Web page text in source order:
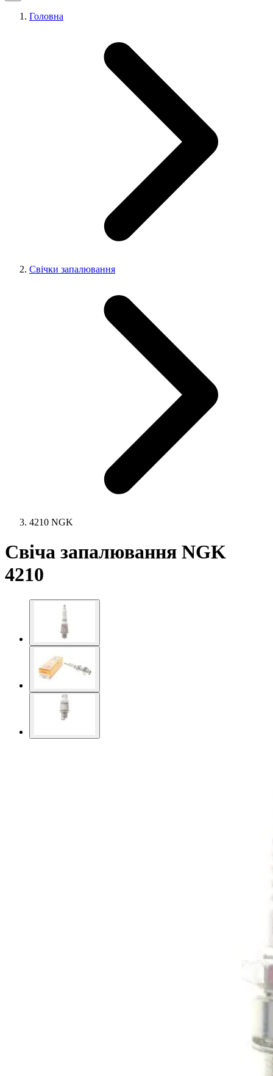
Головна
Свічки запалювання
4210 NGK
Свіча запалювання NGK
4210